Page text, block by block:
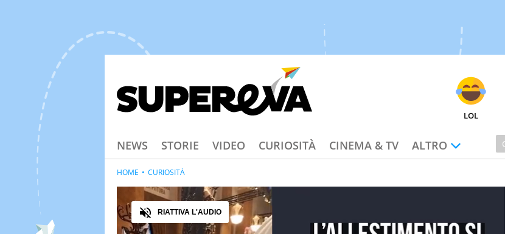
LOL
NEWS STORIE VIDEO CURIOSITÀ CINEMA & TV ALTRO
Audio
RIATTIVA L'AUDIO
HOME CURIOSITÀ